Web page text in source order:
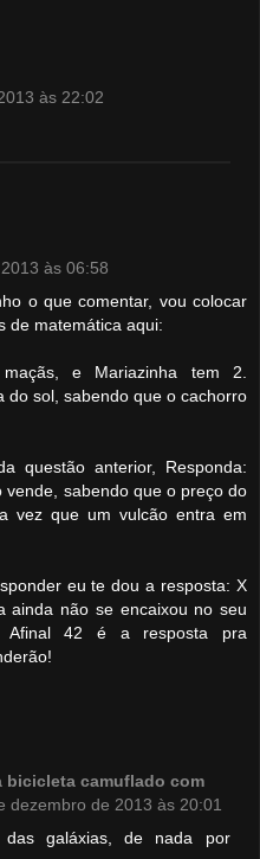
às 22:02
às 06:58
o que comentar, vou colocar
de matemática aqui:
e Mariazinha tem 2.
do sol, sabendo que o cachorro
questão anterior, Responda:
vende, sabendo que o preço do
vez que um vulcão entra em
eu te dou a resposta: X
ainda não se encaixou no seu
Afinal 42 é a resposta pra
bicicleta camuflado com
dezembro de 2013 às 20:01
galáxias, de nada por